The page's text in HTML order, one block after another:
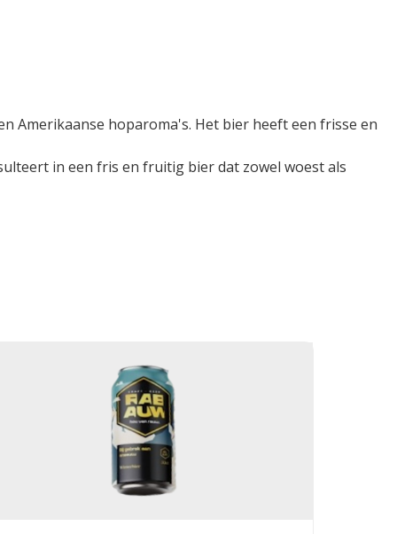
Amerikaanse hoparoma's. Het bier heeft een frisse en
in een fris en fruitig bier dat zowel woest als